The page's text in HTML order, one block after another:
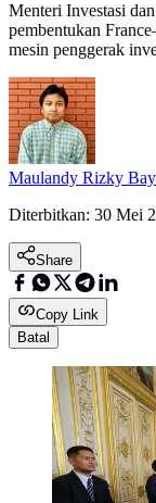
Menteri Investasi
pembentukan
mesin penggerak
Maulandy Rizky
Diterbitkan: 30 Mei
Share
Copy Link
Batal